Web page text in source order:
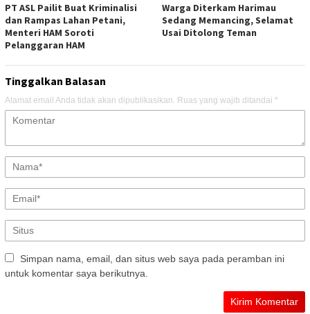
PT ASL Pailit Buat Kriminalisi
dan Rampas Lahan Petani,
Menteri HAM Soroti
Pelanggaran HAM
Warga Diterkam Harimau
Sedang Memancing, Selamat
Usai Ditolong Teman
Tinggalkan Balasan
Alamat email Anda tidak akan dipublikasikan. Ruas yang wajib ditandai *
Simpan nama, email, dan situs web saya pada peramban ini
untuk komentar saya berikutnya.